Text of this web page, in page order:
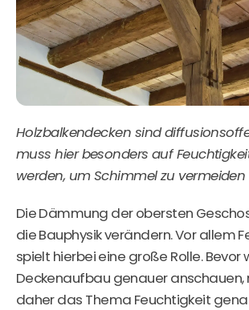
Holzbalkendecken sind
muss hier besonders auf
werden, um Schimmel zu vermeiden
Die Dämmung der obersten
die Bauphysik verändern. Vor allem
spielt hierbei eine große Rolle. Bevor
Deckenaufbau genauer anschauen,
daher das Thema Feuchtigkeit